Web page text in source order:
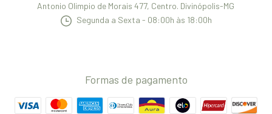
Antonio Olimpio de Morais 477, Centro. Divinópolis-MG
Segunda a Sexta - 08:00h às 18:00h
Formas de pagamento